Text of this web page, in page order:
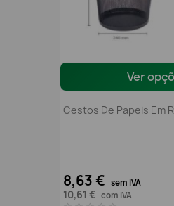
Ver
Cestos De Papeis Em
8,63 € sem IVA
10,61 € com IVA